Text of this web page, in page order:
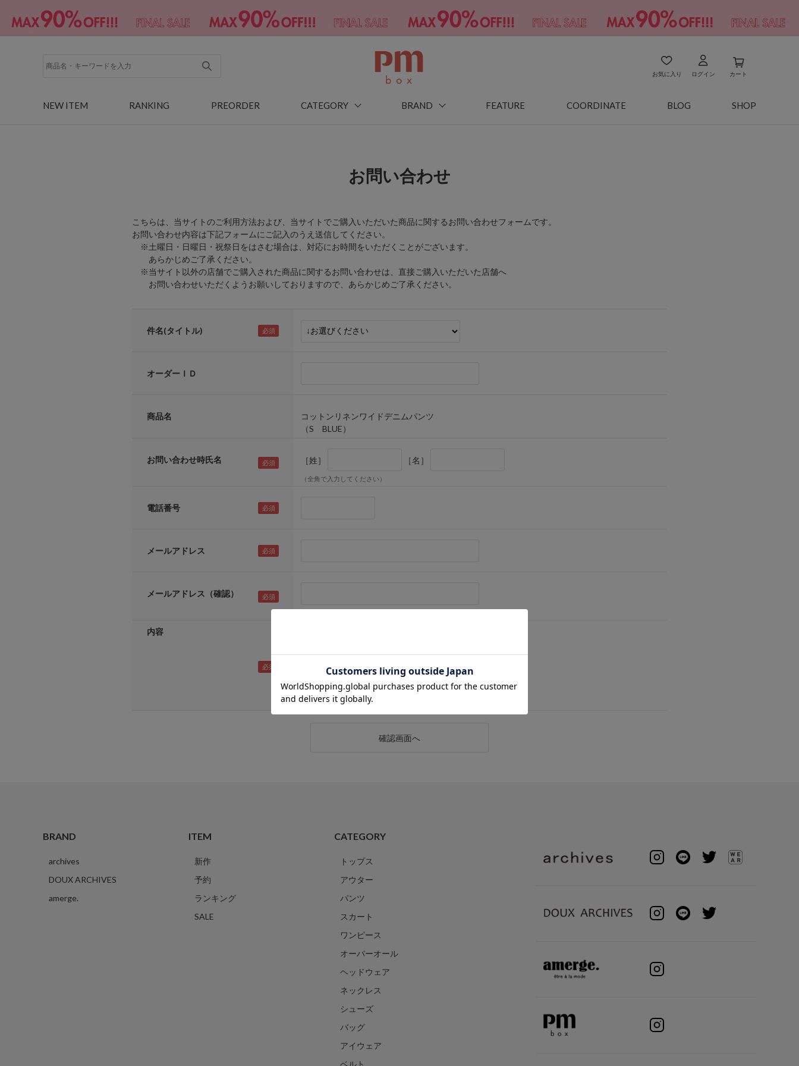
お気に入り ログイン カート
NEW ITEM RANKING PREORDER CATEGORY BRAND FEATURE COORDINATE BLOG SHOP
お問い合わせ
こちらは、当サイトのご利用方法および、当サイトでご購入いただいた商品に関するお問い合わせフォームです。
お問い合わせ内容は下記フォームにご記入のうえ送信してください。
※土曜日・日曜日・祝祭日をはさむ場合は、対応にお時間をいただくことがございます。
あらかじめご了承ください。
※当サイト以外の店舗でご購入された商品に関するお問い合わせは、直接ご購入いただいた店舗へ
お問い合わせいただくようお願いしておりますので、あらかじめご了承ください。
件名(タイトル)
オーダーＩＤ
商品名
コットンリネンワイドデニムパンツ
（S BLUE）
お問い合わせ時氏名 ［姓］ ［名］
（全角で入力してください）
電話番号
メールアドレス
メールアドレス（確認）
内容
BRAND
archives
DOUX ARCHIVES
amerge.
ITEM
新作
予約
ランキング
SALE
CATEGORY
トップス
アウター
パンツ
スカート
ワンピース
オーバーオール
ヘッドウェア
ネックレス
シューズ
バッグ
アイウェア
ベルト